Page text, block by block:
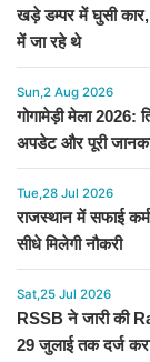
खड़े डम्पर में घुसी कार,
में जा रहे थे
Sun,2 Aug 2026
गोगामेड़ी मेला 2026:
अपडेट और पूरी
Tue,28 Jul 2026
राजस्थान में सफाई
सीधे मिलेगी नौकरी
Sat,25 Jul 2026
RSSB ने जारी की
29 जुलाई तक दर्ज